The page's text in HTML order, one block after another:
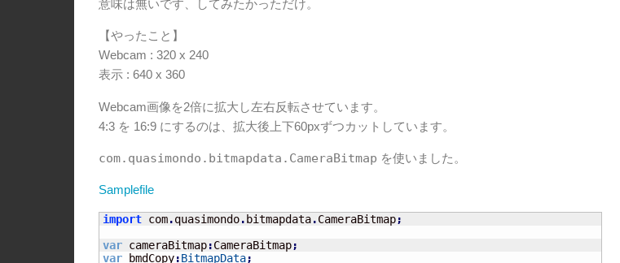
意味は無いです、してみたかっただけ。
【やったこと】
Webcam : 320 x 240
表示 : 640 x 360
Webcam画像を2倍に拡大し左右反転させています。
4:3 を 16:9 にするのは、拡大後上下60pxずつカットしています。
com.quasimondo.bitmapdata.CameraBitmap を使いました。
Samplefile
import com.quasimondo. bitmapdata.CameraBitmap;
var cameraBitmap:CameraBitmap;
var bmdCopy:BitmapData;